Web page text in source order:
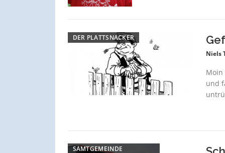
DER PLATTSNACKER
Niels
Moin
und
SAMTGEMEINDE